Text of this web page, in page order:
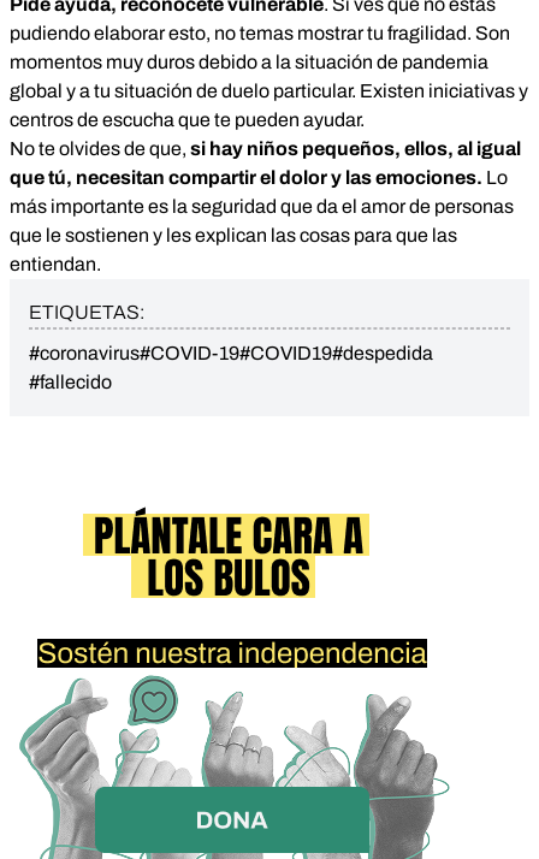
Pide ayuda, reconócete vulnerable. Si ves que no estás
pudiendo elaborar esto, no temas mostrar tu fragilidad. Son
momentos muy duros debido a la situación de pandemia
global y a tu situación de duelo particular. Existen iniciativas y
centros de escucha que te pueden ayudar.
No te olvides de que, si hay niños pequeños, ellos, al igual
que tú, necesitan compartir el dolor y las emociones. Lo
más importante es la seguridad que da el amor de personas
que le sostienen y les explican las cosas para que las
entiendan.
ETIQUETAS:
#coronavirus#COVID-19#COVID19#despedida
#fallecido